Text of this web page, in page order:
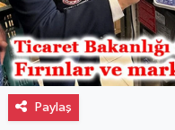
Paylaş